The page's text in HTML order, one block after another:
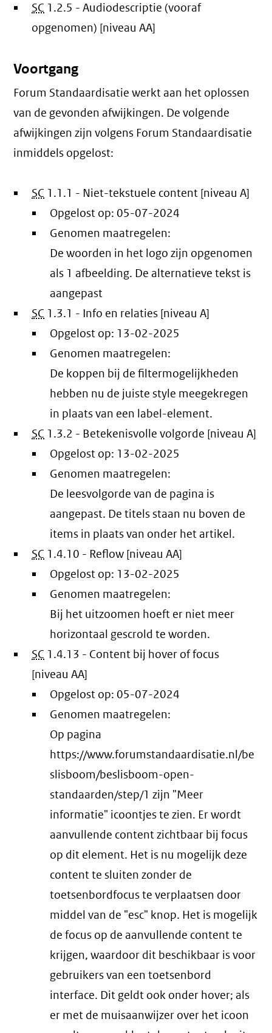
SC 1.2.5 - Audiodescriptie (vooraf
opgenomen) [niveau AA]
Voortgang
Forum Standaardisatie werkt aan het oplossen
van de gevonden afwijkingen. De volgende
afwijkingen zijn volgens Forum Standaardisatie
inmiddels opgelost:
SC 1.1.1 - Niet-tekstuele content [niveau A]
Opgelost op: 05-07-2024
Genomen maatregelen:
De woorden in het logo zijn opgenomen
als 1 afbeelding. De alternatieve tekst is
aangepast
SC 1.3.1 - Info en relaties [niveau A]
Opgelost op: 13-02-2025
Genomen maatregelen:
De koppen bij de filtermogelijkheden
hebben nu de juiste style meegekregen
in plaats van een label-element.
SC 1.3.2 - Betekenisvolle volgorde [niveau A]
Opgelost op: 13-02-2025
Genomen maatregelen:
De leesvolgorde van de pagina is
aangepast. De titels staan nu boven de
items in plaats van onder het artikel.
SC 1.4.10 - Reflow [niveau AA]
Opgelost op: 13-02-2025
Genomen maatregelen:
Bij het uitzoomen hoeft er niet meer
horizontaal gescrold te worden.
SC 1.4.13 - Content bij hover of focus
[niveau AA]
Opgelost op: 05-07-2024
Genomen maatregelen:
Op pagina
https://www.forumstandaardisatie.nl/be
slisboom/beslisboom-open-
standaarden/step/1 zijn "Meer
informatie" icoontjes te zien. Er wordt
aanvullende content zichtbaar bij focus
op dit element. Het is nu mogelijk deze
content te sluiten zonder de
toetsenbordfocus te verplaatsen door
middel van de "esc" knop. Het is mogelijk
de focus op de aanvullende content te
krijgen, waardoor dit beschikbaar is voor
gebruikers van een toetsenbord
interface. Dit geldt ook onder hover; als
er met de muisaanwijzer over het icoon